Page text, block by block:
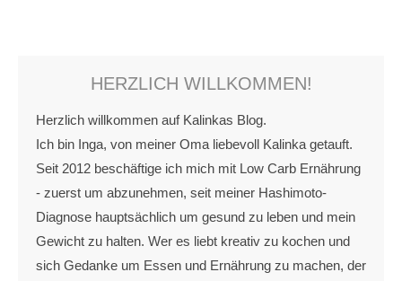
HERZLICH WILLKOMMEN!
Herzlich willkommen auf Kalinkas Blog.
Ich bin Inga, von meiner Oma liebevoll Kalinka getauft.
Seit 2012 beschäftige ich mich mit Low Carb Ernährung
- zuerst um abzunehmen, seit meiner Hashimoto-
Diagnose hauptsächlich um gesund zu leben und mein
Gewicht zu halten. Wer es liebt kreativ zu kochen und
sich Gedanke um Essen und Ernährung zu machen, der